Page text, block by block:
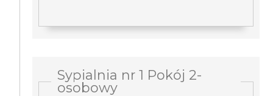
Sypialnia nr 1 Pokój 2-
osobowy